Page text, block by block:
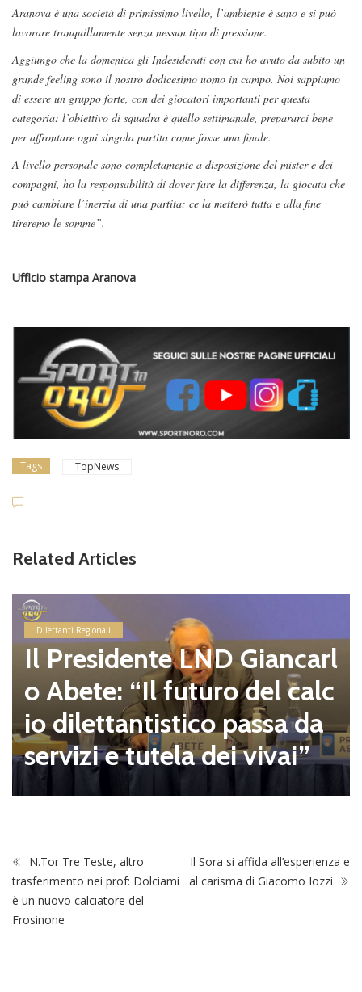
Aranova è una società di primissimo livello, l’ambiente è sano e si può
lavorare tranquillamente senza nessun tipo di pressione.
Aggiungo che la domenica gli Indesiderati con cui ho avuto da subito un
grande feeling sono il nostro dodicesimo uomo in campo. Noi sappiamo
di essere un gruppo forte, con dei giocatori importanti per questa
categoria: l’obiettivo di squadra è quello settimanale, prepararci bene
per affrontare ogni singola partita come fosse una finale.
A livello personale sono completamente a disposizione del mister e dei
compagni, ho la responsabilità di dover fare la differenza, la giocata che
può cambiare l’inerzia di una partita: ce la metterò tutta e alla fine
tireremo le somme”.
Ufficio stampa Aranova
Tags TopNews
Related Articles
Dilettanti Regionali
Il Presidente LND Giancarl
o Abete: “Il futuro del calc
io dilettantistico passa da
servizi e tutela dei vivai”
N.Tor Tre Teste, altro
trasferimento nei prof: Dolciami
è un nuovo calciatore del
Frosinone
Il Sora si affida all’esperienza e
al carisma di Giacomo Iozzi